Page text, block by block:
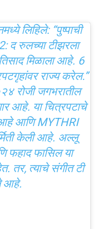
लिहिले: “पुष्पाची
द रुलच्या टीझरला
मिळाला आहे. 6
राज्य करेल.”
रोजी जगभरातील
आहे. या चित्रपटाचे
आहे आणि MYTHRI
केली आहे. अल्लू
फहाद फासिल या
तर, त्याचे संगीत टी
आहे.